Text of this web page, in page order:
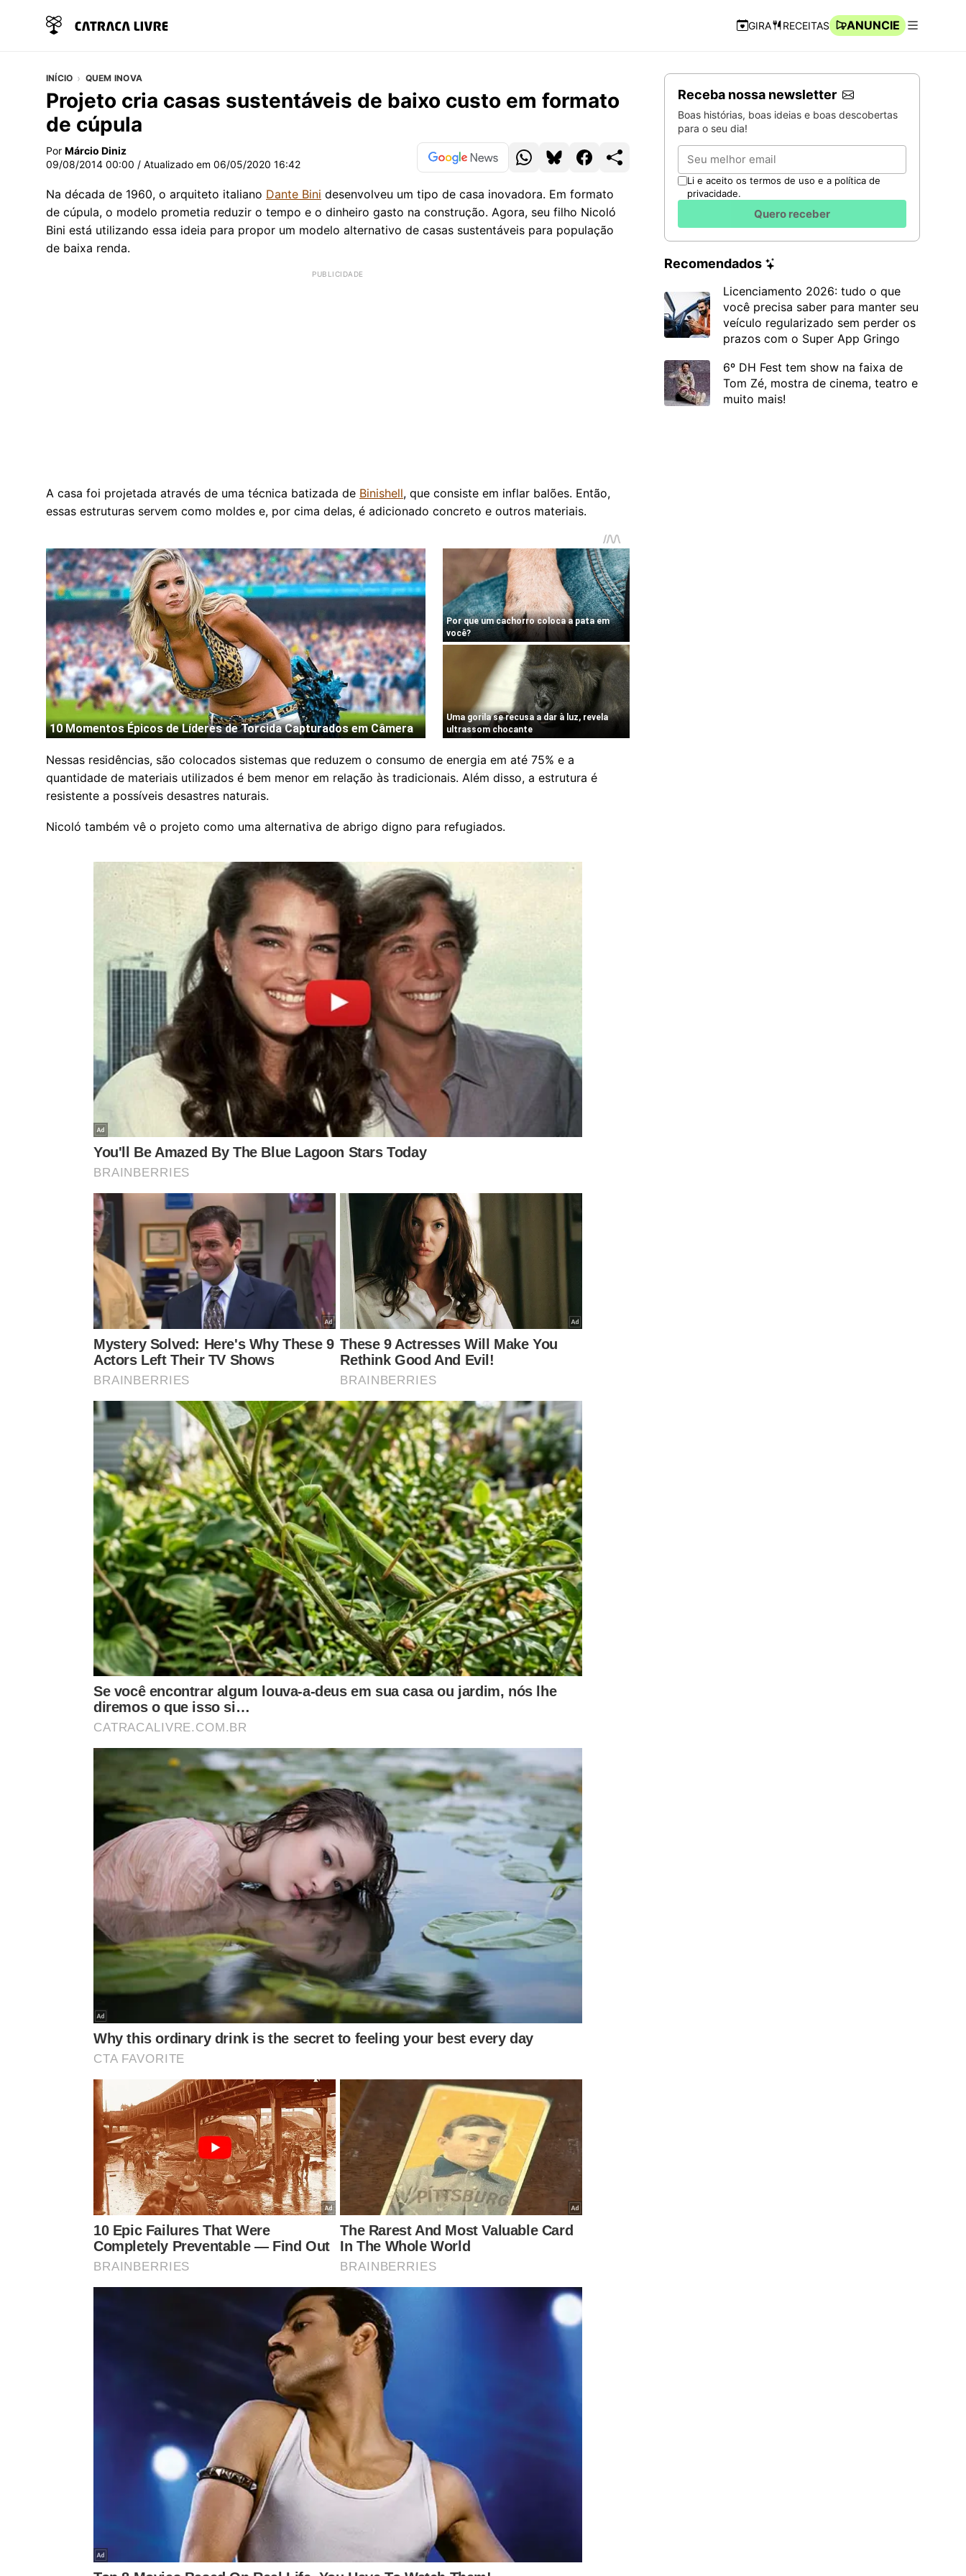
Navegação Rápida
GIRA RECEITAS
ANUNCIE
INÍCIO QUEM INOVA
Projeto cria casas sustentáveis de baixo custo em formato
de cúpula
Por Márcio Diniz
09/08/2014 00:00 / Atualizado em 06/05/2020 16:42
Na década de 1960, o arquiteto italiano Dante Bini desenvolveu um tipo de casa inovadora. Em formato
de cúpula, o modelo prometia reduzir o tempo e o dinheiro gasto na construção. Agora, seu filho Nicoló
Bini está utilizando essa ideia para propor um modelo alternativo de casas sustentáveis para população
de baixa renda.
A casa foi projetada através de uma técnica batizada de Binishell, que consiste em inflar balões. Então,
essas estruturas servem como moldes e, por cima delas, é adicionado concreto e outros materiais.
Nessas residências, são colocados sistemas que reduzem o consumo de energia em até 75% e a
quantidade de materiais utilizados é bem menor em relação às tradicionais. Além disso, a estrutura é
resistente a possíveis desastres naturais.
Nicoló também vê o projeto como uma alternativa de abrigo digno para refugiados.
Receba nossa newsletter
Boas histórias, boas ideias e boas descobertas
para o seu dia!
Email
Li e aceito os termos de uso e a política de
privacidade.
Quero receber
Recomendados
Licenciamento 2026: tudo o que
você precisa saber para manter seu
veículo regularizado sem perder os
prazos com o Super App Gringo
6º DH Fest tem show na faixa de
Tom Zé, mostra de cinema, teatro e
muito mais!